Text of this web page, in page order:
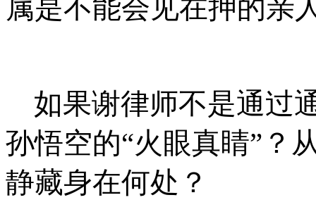
属是不能会见在押的亲
如果谢律师不是通过
孙悟空的“火眼真睛” ？
静藏身在何处？